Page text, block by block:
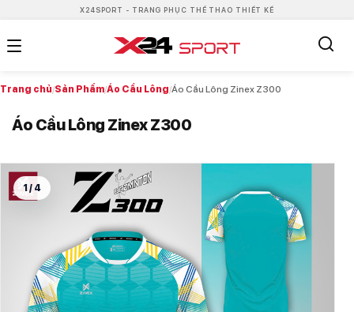
X24SPORT - TRANG PHỤC THỂ THAO THIẾT KẾ
Trang chủ/Sản Phẩm/Áo Cầu Lông/Áo Cầu Lông Zinex Z300
Áo Cầu Lông Zinex Z300
1 / 4